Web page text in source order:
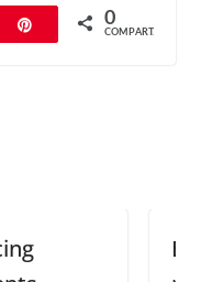
0
COMPART.